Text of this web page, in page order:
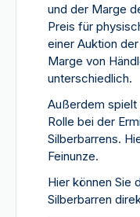
und der Marge
Preis für
einer Auktion
Marge von
unterschiedlich.
Außerdem spielt
Rolle bei der
Silberbarrens.
Feinunze.
Hier können Sie
Silberbarren